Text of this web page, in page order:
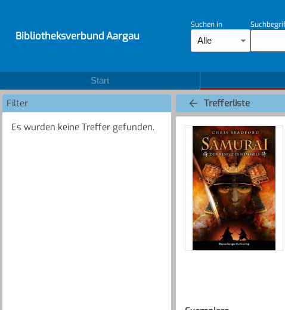
Bibliotheksverbund Aargau
Suchen in
Alle
Start
Filter
Es wurden keine Treffer gefunden.
Trefferliste